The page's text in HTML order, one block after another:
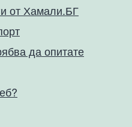
от Хамали.БГ
да опитате